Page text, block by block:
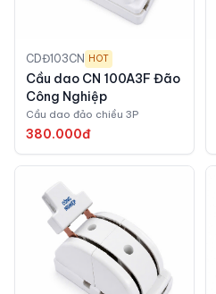
CDĐ103CN HOT
Cầu dao CN 100A3F Đão
Công Nghiệp
Cầu dao đảo chiều 3P
380.000đ